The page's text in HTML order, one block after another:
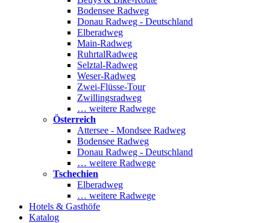
Bodensee Radweg
Donau Radweg - Deutschland
Elberadweg
Main-Radweg
RuhrtalRadweg
Selztal-Radweg
Weser-Radweg
Zwei-Flüsse-Tour
Zwillingsradweg
… weitere Radwege
Österreich
Attersee - Mondsee Radweg
Bodensee Radweg
Donau Radweg - Deutschland
… weitere Radwege
Tschechien
Elberadweg
… weitere Radwege
Hotels & Gasthöfe
Katalog